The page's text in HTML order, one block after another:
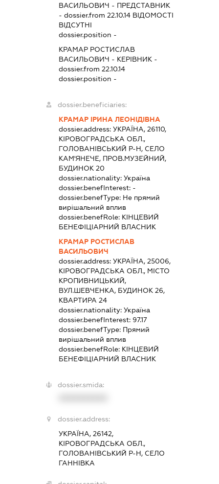
ВАСИЛЬОВИЧ - ПРЕДСТАВНИК
- dossier.from 22.10.14 ВІДОМОСТІ
ВІДСУТНІ
dossier.position -
КРАМАР РОСТИСЛАВ
ВАСИЛЬОВИЧ - КЕРІВНИК -
dossier.from 22.10.14
dossier.position -
dossier.beneficiaries:
КРАМАР ІРИНА ЛЕОНІДІВНА
dossier.address:УКРАЇНА, 26110,
КІРОВОГРАДСЬКА ОБЛ.,
ГОЛОВАНІВСЬКИЙ Р-Н, СЕЛО
КАМ'ЯНЕЧЕ, ПРОВ.МУЗЕЙНИЙ,
БУДИНОК 20
dossier.nationality:Україна
dossier.benefInterest: -
dossier.benefType: Не прямий
вирішальний вплив
dossier.benefRole: КІНЦЕВИЙ
БЕНЕФІЦІАРНИЙ ВЛАСНИК
КРАМАР РОСТИСЛАВ
ВАСИЛЬОВИЧ
dossier.address:УКРАЇНА, 25006,
КІРОВОГРАДСЬКА ОБЛ., МІСТО
КРОПИВНИЦЬКИЙ,
ВУЛ.ШЕВЧЕНКА, БУДИНОК 26,
КВАРТИРА 24
dossier.nationality:Україна
dossier.benefInterest: 97.17
dossier.benefType: Прямий
вирішальний вплив
dossier.benefRole: КІНЦЕВИЙ
БЕНЕФІЦІАРНИЙ ВЛАСНИК
dossier.smida:
dossier.address:
УКРАЇНА, 26142,
КІРОВОГРАДСЬКА ОБЛ.,
ГОЛОВАНІВСЬКИЙ Р-Н, СЕЛО
ГАННІВКА